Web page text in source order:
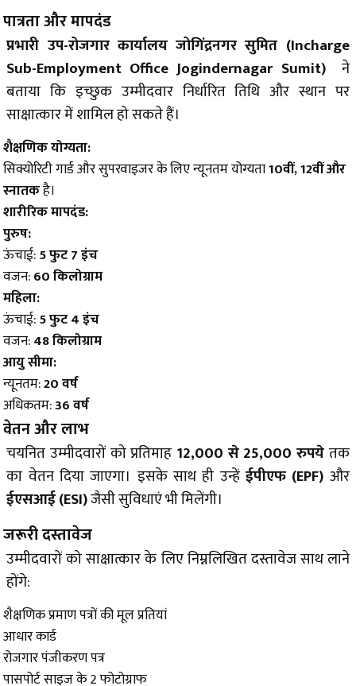
पात्रता और मापदंड
प्रभारी उप-रोजगार कार्यालय जोगिंद्रनगर सुमित (Incharge
Sub-Employment Office Jogindernagar Sumit)
ने
बताया कि इच्छुक उम्मीदवार निर्धारित तिथि और स्थान पर
साक्षात्कार में शामिल हो सकते हैं।
शैक्षणिक योग्यता:
सिक्योरिटी गार्ड और सुपरवाइजर के लिए न्यूनतम योग्यता10वीं, 12वीं और
स्नातकहै।
शारीरिक मापदंड:
पुरुष:
ऊंचाई:5 फुट 7 इंच
वजन:60 किलोग्राम
महिला:
ऊंचाई:5 फुट 4 इंच
वजन:48 किलोग्राम
आयु सीमा:
न्यूनतम:20 वर्ष
अधिकतम:36 वर्ष
वेतन और लाभ
चयनित उम्मीदवारों को प्रतिमाह 12,000 से 25,000 रुपयेतक
का वेतन दिया जाएगा। इसके साथ ही उन्हें ईपीएफ (EPF) और
ईएसआई (ESI)जैसी सुविधाएं भी मिलेंगी।
जरूरी दस्तावेज
उम्मीदवारों को साक्षात्कार के लिए निम्नलिखित दस्तावेज साथ लाने
होंगे:
शैक्षणिक प्रमाण पत्रों की मूल प्रतियां
आधार कार्ड
रोजगार पंजीकरण पत्र
पासपोर्ट साइज के 2 फोटोग्राफ